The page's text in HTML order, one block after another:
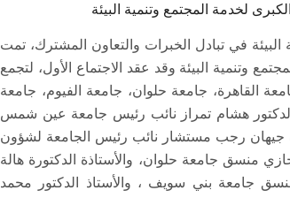
لخدمة المجتمع وتنمية البيئة
في تبادل الخبرات والتعاون المشترك، تمت
وتنمية البيئة وقد عقد الاجتماع الأول، لتجمع
القاهرة، جامعة حلوان، جامعة الفيوم، جامعة
هشام تمراز نائب رئيس جامعة عين شمس
جيهان رجب مستشار نائب رئيس الجامعة لشؤون
منسق جامعة حلوان، والأستاذة الدكتورة هالة
جامعة بني سويف ، والأستاذ الدكتور محمد